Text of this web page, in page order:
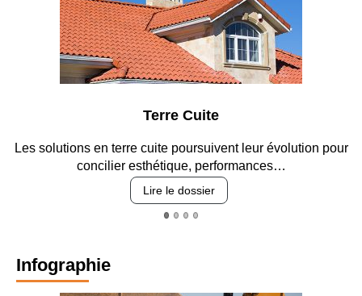
Terre Cuite
en terre cuite poursuivent leur évolution pour
concilier esthétique, performances…
Lire le dossier
Infographie